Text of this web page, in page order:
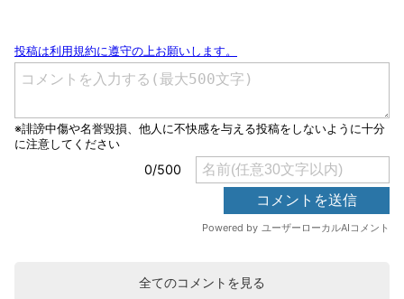
全てのコメントを見る